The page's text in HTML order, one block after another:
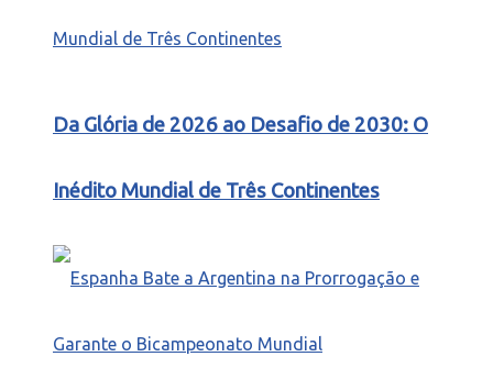
Da Glória de 2026 ao Desafio de 2030: O
Inédito Mundial de Três Continentes